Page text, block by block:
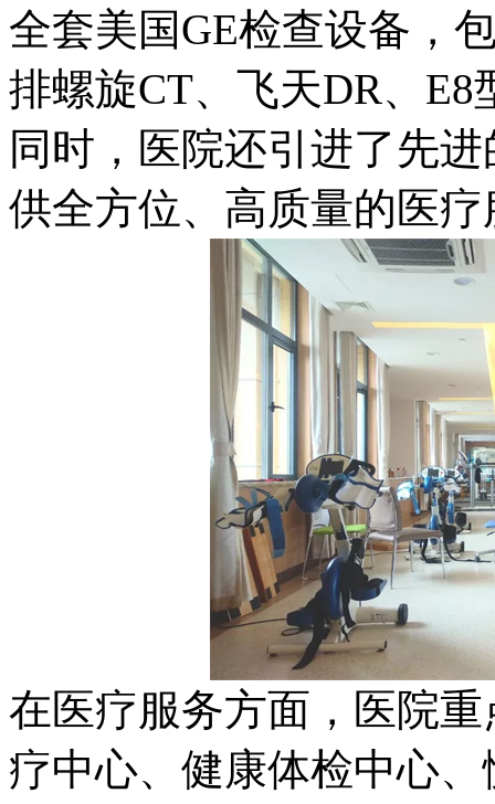
全套美国GE检查设备，
排螺旋CT、飞天DR、
同时，医院还引进了先
供全方位、高质量的医疗
在医疗服务方面，医院
疗中心、健康体检中心